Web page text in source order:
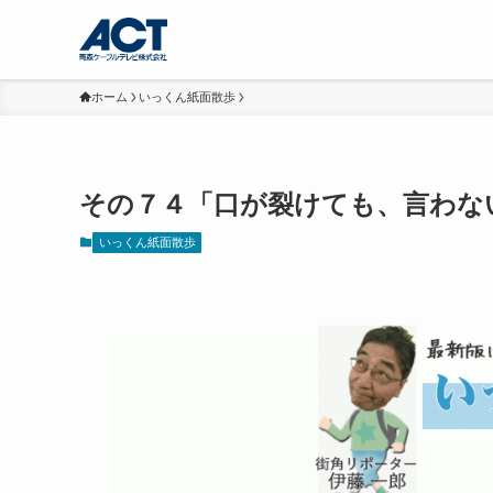
ホーム いっくん紙面散歩
その７４「口が裂けても、言わな
いっくん紙面散歩